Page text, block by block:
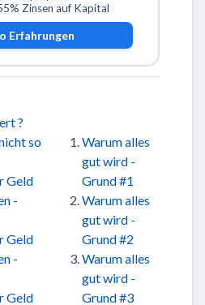
Zinsen auf Kapital
Erfahrungen
?
so
Geld
-
Geld
-
Geld
Warum alles
gut wird -
Grund #1
Warum alles
gut wird -
Grund #2
Warum alles
gut wird -
Grund #3